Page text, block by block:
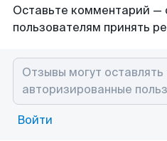
Оставьте комментарий —
пользователям принять
Войти